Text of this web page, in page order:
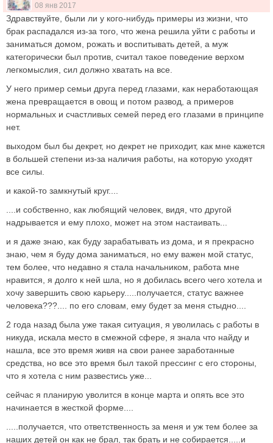
08 янв 2017
Здравствуйте, были ли у кого-нибудь примеры из жизни, что
брак распадался из-за того, что жена решила уйти с работы и
заниматься домом, рожать и воспитывать детей, а муж
категорически был против, считал такое поведение верхом
легкомыслия, сил должно хватать на все.
У него пример семьи друга перед глазами, как неработающая
жена превращается в овощ и потом развод, а примеров
нормальных и счастливых семей перед его глазами в принципе
нет.
выходом был бы декрет, но декрет не приходит, как мне кажется
в большей степени из-за наличия работы, на которую уходят
все силы.
и какой-то замкнутый круг....
....и собственно, как любящий человек, видя, что другой
надрывается и ему плохо, может на этом настаивать...
и я даже знаю, как буду зарабатывать из дома, и я прекрасно
знаю, чем я буду дома заниматься, но ему важен мой статус,
тем более, что недавно я стала начальником, работа мне
нравится, я долго к ней шла, но я добилась всего чего хотела и
хочу завершить свою карьеру.....получается, статус важнее
человека???.... по его словам, ему будет за меня стыдно....
2 года назад была уже такая ситуация, я уволилась с работы в
никуда, искала место в смежной сфере, я знала что найду и
нашла, все это время живя на свои ранее заработанные
средства, но все это время был такой прессинг с его стороны,
что я хотела с ним развестись уже...
сейчас я планирую уволится в конце марта и опять все это
начинается в жесткой форме....
.....получается, что ответственность за меня и уж тем более за
наших детей он как не брал, так брать и не собирается.....и